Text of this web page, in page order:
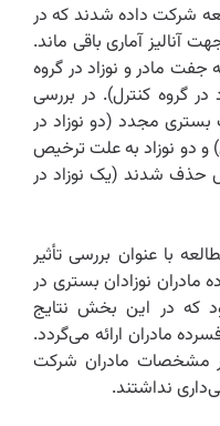
شرکت داده شدند که در
گروه جهت آنالیز آماری باقی ماند.
مادر و نوزاد در گروه
در گروه کنترل). در بررسی
مجدد (دو نوزاد در
و دو نوزاد به علت ترخیص
حذف شدند (یک نوزاد در
با عنوان بررسی تأثیر
مادران نوزادان بستری در
که در این بخش نتایج
مادران ارائه می‌گردد.
مشخصات مادران شرکت
نداشتند.‌